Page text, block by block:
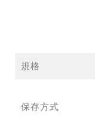
規格
保存方式